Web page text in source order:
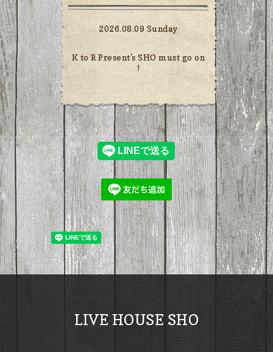
2026.08.09 Sunday
K to R Present's SHO must go on
!
LIVE HOUSE SHO